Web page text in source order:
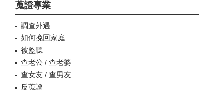
蒐證專業
調查外遇
如何挽回家庭
被監聽
查老公 / 查老婆
查女友 / 查男友
反蒐證